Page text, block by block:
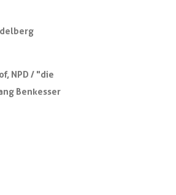
, NPD / "die
Benkesser